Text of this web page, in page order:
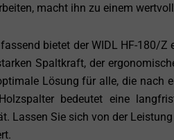
macht ihn zu einem
bietet der WIDL HF-180/
Spaltkraft, der
Lösung für alle, die nach
bedeutet eine
Lassen Sie sich von der